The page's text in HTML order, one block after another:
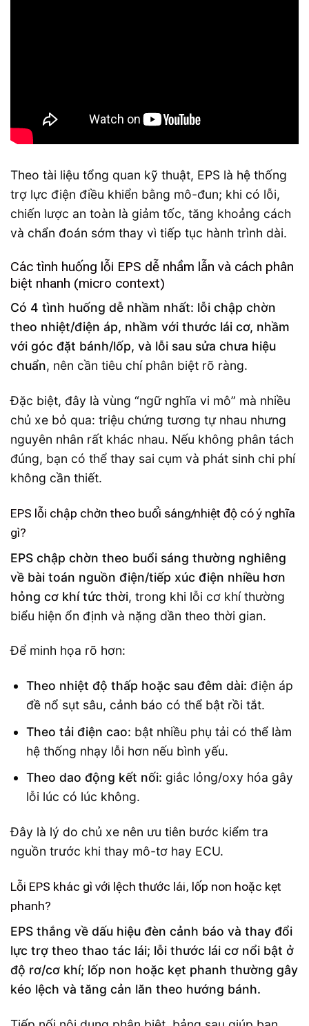
Theo tài liệu tổng quan kỹ thuật, EPS là hệ thống
trợ lực điện điều khiển bằng mô-đun; khi có lỗi,
chiến lược an toàn là giảm tốc, tăng khoảng cách
và chẩn đoán sớm thay vì tiếp tục hành trình dài.
Các tình huống lỗi EPS dễ nhầm lẫn và cách phân
biệt nhanh (micro context)
Có 4 tình huống dễ nhầm nhất: lỗi chập chờn
theo nhiệt/điện áp, nhầm với thước lái cơ, nhầm
với góc đặt bánh/lốp, và lỗi sau sửa chưa hiệu
chuẩn, nên cần tiêu chí phân biệt rõ ràng.
Đặc biệt, đây là vùng “ngữ nghĩa vi mô” mà nhiều
chủ xe bỏ qua: triệu chứng tương tự nhau nhưng
nguyên nhân rất khác nhau. Nếu không phân tách
đúng, bạn có thể thay sai cụm và phát sinh chi phí
không cần thiết.
EPS lỗi chập chờn theo buổi sáng/nhiệt độ có ý nghĩa
gì?
EPS chập chờn theo buổi sáng thường nghiêng
về bài toán nguồn điện/tiếp xúc điện nhiều hơn
hỏng cơ khí tức thời, trong khi lỗi cơ khí thường
biểu hiện ổn định và nặng dần theo thời gian.
Để minh họa rõ hơn:
Theo nhiệt độ thấp hoặc sau đêm dài: điện áp
đề nổ sụt sâu, cảnh báo có thể bật rồi tắt.
Theo tải điện cao: bật nhiều phụ tải có thể làm
hệ thống nhạy lỗi hơn nếu bình yếu.
Theo dao động kết nối: giắc lỏng/oxy hóa gây
lỗi lúc có lúc không.
Đây là lý do chủ xe nên ưu tiên bước kiểm tra
nguồn trước khi thay mô-tơ hay ECU.
Lỗi EPS khác gì với lệch thước lái, lốp non hoặc kẹt
phanh?
EPS thắng về dấu hiệu đèn cảnh báo và thay đổi
lực trợ theo thao tác lái; lỗi thước lái cơ nổi bật ở
độ rơ/cơ khí; lốp non hoặc kẹt phanh thường gây
kéo lệch và tăng cản lăn theo hướng bánh.